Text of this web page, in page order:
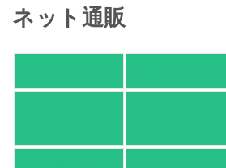
ネット通販